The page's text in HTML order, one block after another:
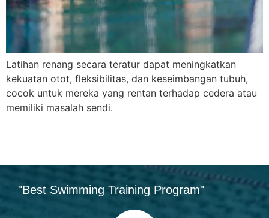
Latihan renang secara teratur dapat meningkatkan
kekuatan otot, fleksibilitas, dan keseimbangan tubuh,
cocok untuk mereka yang rentan terhadap cedera atau
memiliki masalah sendi.
"Best Swimming Training Program"